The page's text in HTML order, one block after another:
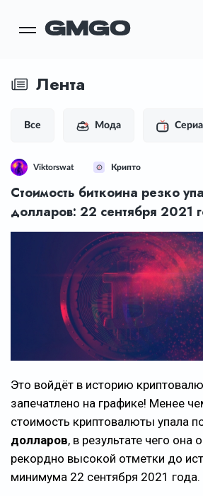
Лента
Все Мода
Viktorswat Крипто
Стоимость биткоина резко
долларов: 22 сентября 2021
Это войдёт в историю
запечатлено на графике! Менее
стоимость криптовалюты упала
долларов, в результате чего она
рекордно высокой отметки до
минимума 22 сентября 2021 года.